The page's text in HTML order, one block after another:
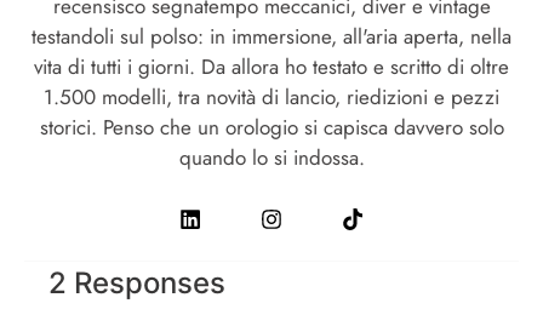
recensisco segnatempo meccanici, diver e vintage
testandoli sul polso: in immersione, all'aria aperta, nella
vita di tutti i giorni. Da allora ho testato e scritto di oltre
1.500 modelli, tra novità di lancio, riedizioni e pezzi
storici. Penso che un orologio si capisca davvero solo
quando lo si indossa.
2 Responses